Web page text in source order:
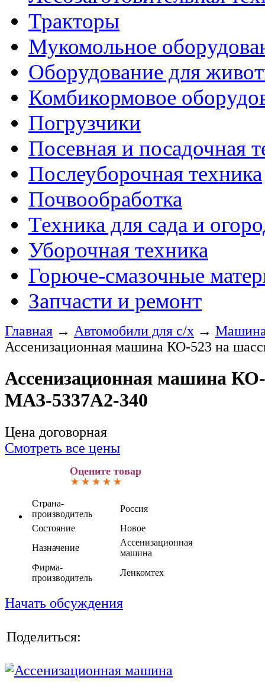
Тракторы
Мукомольное
Оборудование для
Комбикормовое
Погрузчики
Посевная и посадочная
Послеуборочная техника
Почвообработка
Техника для сада и
Уборочная техника
Горюче-смазочные
Запчасти и ремонт
Главная → Автомобили для с/х → Машина
Ассенизационная машина КО-523 на
Ассенизационная машина
МАЗ-5337А2-340
Цена договорная
Смотреть все цены
Оцените товар
Страна-
производитель
Россия
Состояние
Новое
Назначение
Ассенизационная
машина
Фирма-
производитель
Ленкомтех
Начать обсуждения
Поделиться: